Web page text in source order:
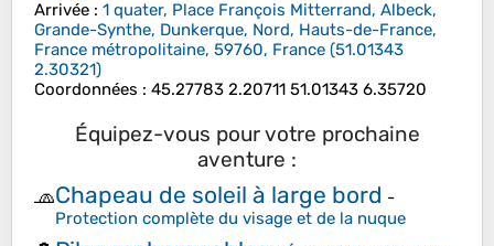
Arrivée : 1 quater, Place François Mitterrand, Albeck,
Grande-Synthe, Dunkerque, Nord, Hauts-de-France,
France métropolitaine, 59760, France (51.01343
2.30321)
Coordonnées : 45.27783 2.20711 51.01343 6.35720
Équipez-vous pour votre prochaine
aventure :
🧢Chapeau de soleil à large bord -
Protection complète du visage et de la nuque